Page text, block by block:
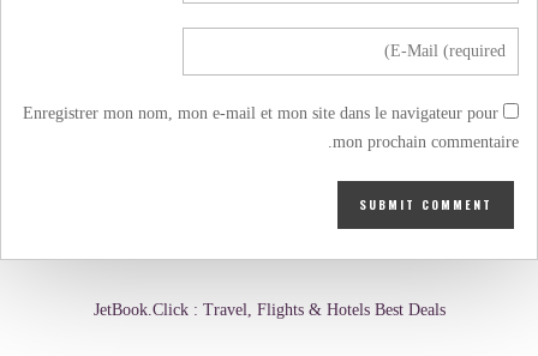
Enregistrer mon nom, mon e-mail et mon site dans le navigateur pour
mon prochain commentaire.
JetBook.Click : Travel, Flights & Hotels Best Deals